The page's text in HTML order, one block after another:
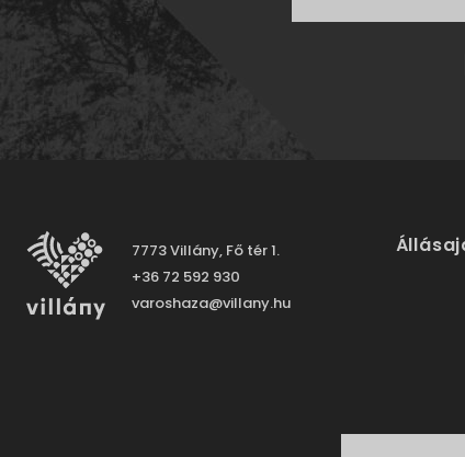
7773 Villány, Fő tér 1.
+36 72 592 930
varoshaza@villany.hu